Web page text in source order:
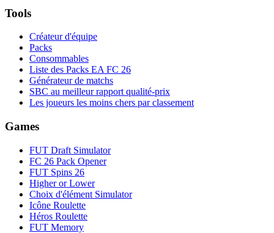
Tools
Créateur d'équipe
Packs
Consommables
Liste des Packs EA FC 26
Générateur de matchs
SBC au meilleur rapport qualité-prix
Les joueurs les moins chers par classement
Games
FUT Draft Simulator
FC 26 Pack Opener
FUT Spins 26
Higher or Lower
Choix d'élément Simulator
Icône Roulette
Héros Roulette
FUT Memory